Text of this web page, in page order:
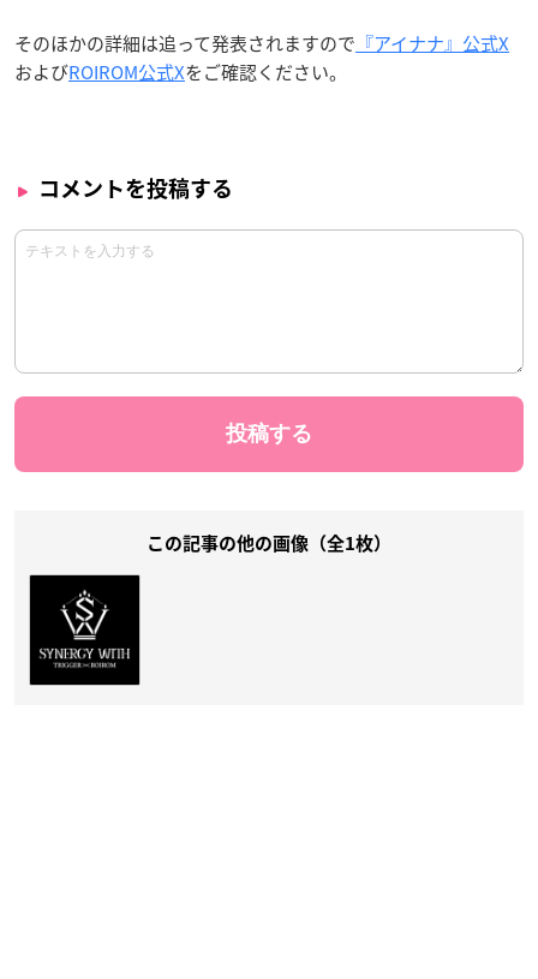
そのほかの詳細は追って発表されますので 『アイナナ』公式X
およびROIROM公式Xをご確認ください。
コメントを投稿する
この記事の他の画像（全1枚）